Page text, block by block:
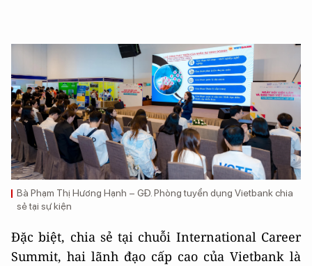
Bà Phạm Thị Hương Hạnh – GĐ. Phòng tuyển dụng Vietbank chia
sẻ tại sự kiện
Đặc biệt, chia sẻ tại chuỗi International Career
Summit, hai lãnh đạo cấp cao của Vietbank là